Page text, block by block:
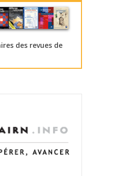
des revues de